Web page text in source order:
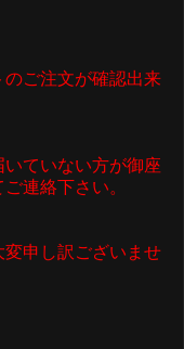
ご注文が確認出来
ていない方が御座
連絡下さい。
申し訳ございませ